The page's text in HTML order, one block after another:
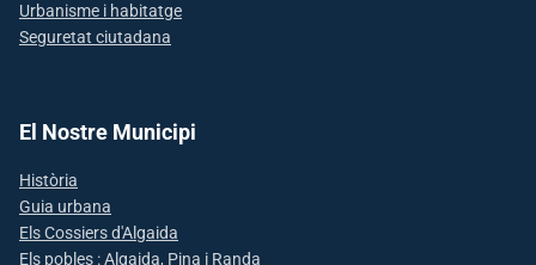
Urbanisme i habitatge
Seguretat ciutadana
El Nostre Municipi
Història
Guia urbana
Els Cossiers d'Algaida
Els pobles : Algaida, Pina i Randa